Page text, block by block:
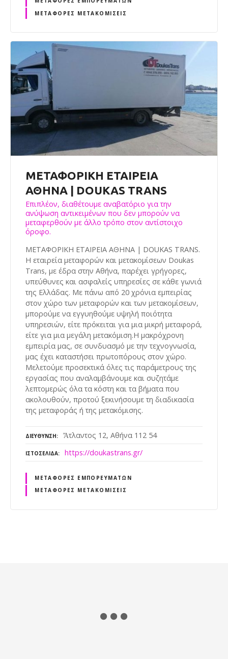
ΜΕΤΑΦΟΡΈΣ ΜΕΤΑΚΟΜΊΣΕΙΣ
ΜΕΤΑΦΟΡΙΚΗ ΕΤΑΙΡΕΙΑ
ΑΘΗΝΑ | DOUKAS TRANS
Επιπλέον, διαθέτουμε αναβατόριο για την
ανύψωση αντικειμένων που δεν μπορούν να
μεταφερθούν με άλλο τρόπο στον αντίστοιχο
όροφο.
ΜΕΤΑΦΟΡΙΚΗ ΕΤΑΙΡΕΙΑ ΑΘΗΝΑ | DOUKAS TRANS.
Η εταιρεία μεταφορών και μετακομίσεων Doukas
Trans, με έδρα στην Αθήνα, παρέχει γρήγορες,
υπεύθυνες και ασφαλείς υπηρεσίες σε κάθε γωνιά
της Ελλάδας. Με πάνω από 20 χρόνια εμπειρίας
στον χώρο των μεταφορών και των μετακομίσεων,
μπορούμε να εγγυηθούμε υψηλή ποιότητα
υπηρεσιών, είτε πρόκειται για μια μικρή μεταφορά,
είτε για μια μεγάλη μετακόμιση.Η μακρόχρονη
εμπειρία μας, σε συνδυασμό με την τεχνογνωσία,
μας έχει καταστήσει πρωτοπόρους στον χώρο.
Μελετούμε προσεκτικά όλες τις παράμετρους της
εργασίας που αναλαμβάνουμε και συζητάμε
λεπτομερώς όλα τα κόστη και τα βήματα που
ακολουθούν, προτού ξεκινήσουμε τη διαδικασία
της μεταφοράς ή της μετακόμισης.
ΔΙΕΎΘΥΝΣΗ Ἄτλαντος 12, Αθήνα 112 54
ΙΣΤΟΣΕΛΊΔΑ https://doukastrans.gr/
ΜΕΤΑΦΟΡΈΣ ΕΜΠΟΡΕΥΜΆΤΩΝ
ΜΕΤΑΦΟΡΈΣ ΜΕΤΑΚΟΜΊΣΕΙΣ